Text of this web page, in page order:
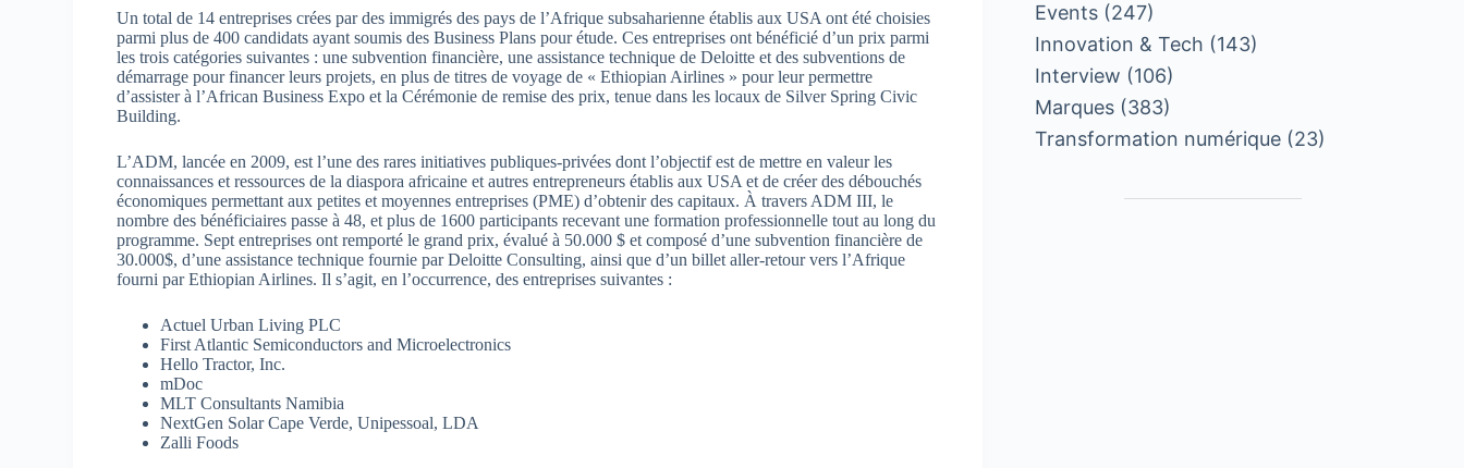
Un total de 14 entreprises crées par des immigrés des pays de l’Afrique subsaharienne établis aux USA ont été choisies
parmi plus de 400 candidats ayant soumis des Business Plans pour étude. Ces entreprises ont bénéficié d’un prix parmi
les trois catégories suivantes : une subvention financière, une assistance technique de Deloitte et des subventions de
démarrage pour financer leurs projets, en plus de titres de voyage de « Ethiopian Airlines » pour leur permettre
d’assister à l’African Business Expo et la Cérémonie de remise des prix, tenue dans les locaux de Silver Spring Civic
Building.
L’ADM, lancée en 2009, est l’une des rares initiatives publiques-privées dont l’objectif est de mettre en valeur les
connaissances et ressources de la diaspora africaine et autres entrepreneurs établis aux USA et de créer des débouchés
économiques permettant aux petites et moyennes entreprises (PME) d’obtenir des capitaux. À travers ADM III, le
nombre des bénéficiaires passe à 48, et plus de 1600 participants recevant une formation professionnelle tout au long du
programme. Sept entreprises ont remporté le grand prix, évalué à 50.000 $ et composé d’une subvention financière de
30.000$, d’une assistance technique fournie par Deloitte Consulting, ainsi que d’un billet aller-retour vers l’Afrique
fourni par Ethiopian Airlines. Il s’agit, en l’occurrence, des entreprises suivantes :
Actuel Urban Living PLC
First Atlantic Semiconductors and Microelectronics
Hello Tractor, Inc.
mDoc
MLT Consultants Namibia
NextGen Solar Cape Verde, Unipessoal, LDA
Zalli Foods
Events (247)
Innovation & Tech (143)
Interview (106)
Marques (383)
Transformation numérique (23)